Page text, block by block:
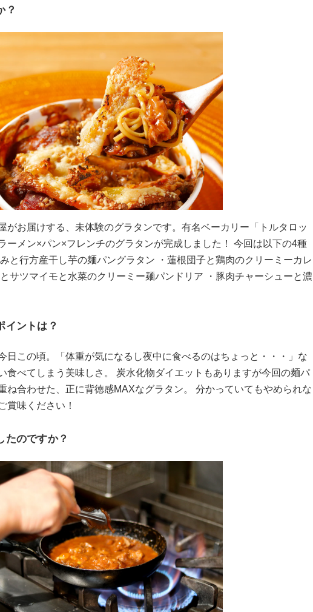
？
がお届けする、未体験のグラタンです。有名ベーカリー「トルタロッ
ーメン×パン×フレンチのグラタンが完成しました！ 今回は以下の4種
と行方産干し芋の麺パングラタン ・蓮根団子と鶏肉のクリーミーカレ
サツマイモと水菜のクリーミー麺パンドリア ・豚肉チャーシューと濃
イントは？
日この頃。「体重が気になるし夜中に食べるのはちょっと・・・」な
食べてしまう美味しさ。 炭水化物ダイエットもありますが今回の麺パ
ね合わせた、正に背徳感MAXなグラタン。 分かっていてもやめられな
賞味ください！
たのですか？